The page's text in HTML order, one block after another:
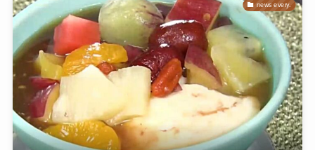
news every.